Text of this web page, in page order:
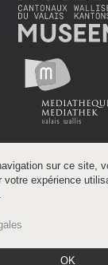
sur ce site,
votre expérience
OK